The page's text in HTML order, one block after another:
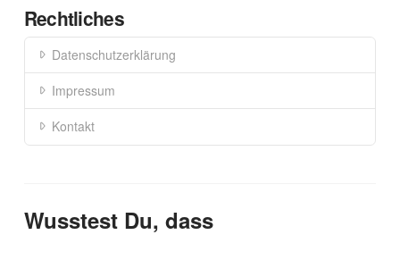
Rechtliches
Datenschutzerklärung
Impressum
Kontakt
Wusstest Du, dass